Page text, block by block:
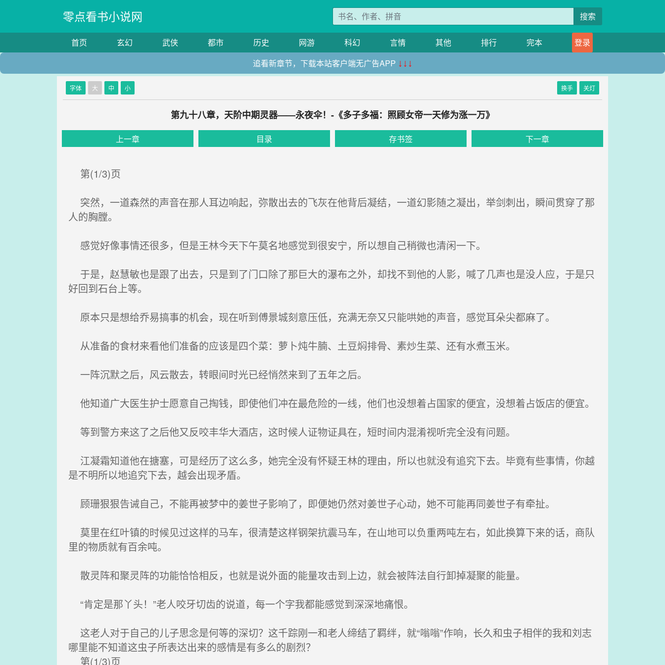
零点看书小说网 搜索
首页 玄幻 武侠 都市 历史 网游 科幻 言情 其他 排行 完本
登录
追看新章节，下载本站客户端无广告APP ↓↓↓
字体 大 中 小 换手 关灯
第九十八章，天阶中期灵器——永夜伞！-《多子多福：照顾女帝一天修为涨一万》
上一章 目录 存书签 下一章
第(1/3)页
突然，一道森然的声音在那人耳边响起，弥散出去的飞灰在他背后凝结，一道幻影随之凝出，举剑刺出，瞬间贯穿了那
人的胸膛。
感觉好像事情还很多，但是王林今天下午莫名地感觉到很安宁，所以想自己稍微也清闲一下。
于是，赵慧敏也是跟了出去，只是到了门口除了那巨大的瀑布之外，却找不到他的人影，喊了几声也是没人应，于是只
好回到石台上等。
原本只是想给乔易搞事的机会，现在听到傅景城刻意压低，充满无奈又只能哄她的声音，感觉耳朵尖都麻了。
从准备的食材来看他们准备的应该是四个菜：萝卜炖牛腩、土豆焖排骨、素炒生菜、还有水煮玉米。
一阵沉默之后，风云散去，转眼间时光已经悄然来到了五年之后。
他知道广大医生护士愿意自己掏钱，即使他们冲在最危险的一线，他们也没想着占国家的便宜，没想着占饭店的便宜。
等到警方来这了之后他又反咬丰华大酒店，这时候人证物证具在，短时间内混淆视听完全没有问题。
江凝霜知道他在搪塞，可是经历了这么多，她完全没有怀疑王林的理由，所以也就没有追究下去。毕竟有些事情，你越
是不明所以地追究下去，越会出现矛盾。
顾珊狠狠告诫自己，不能再被梦中的姜世子影响了，即便她仍然对姜世子心动，她不可能再同姜世子有牵扯。
莫里在红叶镇的时候见过这样的马车，很清楚这样钢架抗震马车，在山地可以负重两吨左右，如此换算下来的话，商队
里的物质就有百余吨。
散灵阵和聚灵阵的功能恰恰相反，也就是说外面的能量攻击到上边，就会被阵法自行卸掉凝聚的能量。
“肯定是那丫头！”老人咬牙切齿的说道，每一个字我都能感觉到深深地痛恨。
这老人对于自己的儿子思念是何等的深切？这千踪刚一和老人缔结了羁绊，就“嗡嗡”作响，长久和虫子相伴的我和刘志
哪里能不知道这虫子所表达出来的感情是有多么的剧烈？
第(1/3)页